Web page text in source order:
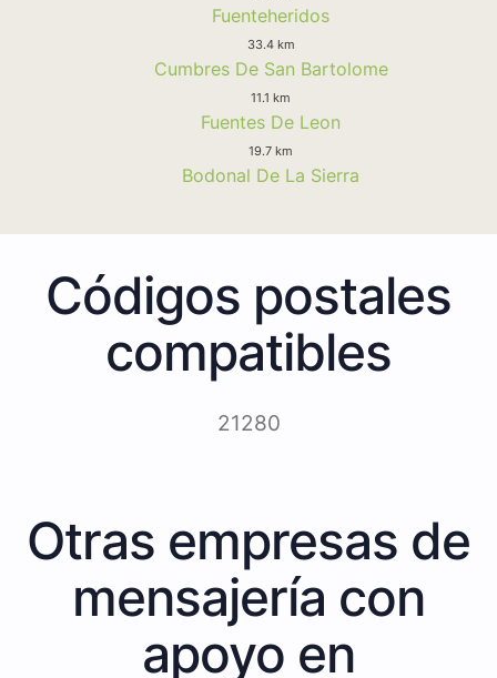
Fuenteheridos
33.4 km
Cumbres De San Bartolome
11.1 km
Fuentes De Leon
19.7 km
Bodonal De La Sierra
Códigos postales
compatibles
21280
Otras empresas de
mensajería con
apoyo en